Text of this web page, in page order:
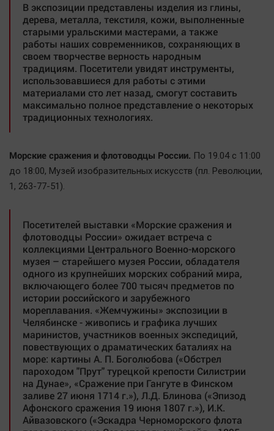
В экспозиции представлены изделия из глины,
дерева, металла, текстиля, кожи, выполненные
старыми уральскими мастерами, а также
работы наших современников, сохраняющих в
своем творчестве верность народным
традициям. Посетители увидят инструменты,
использовавшиеся для работы с этими
материалами сто лет назад, смогут составить
максимально полное представление о некоторых
традиционных технологиях.
Морские сражения и флотоводцы России. По 19.04 с 11:00
до 18:00, Mузей изобразительных искусств (пл. Революции,
1, 263-77-51).
Посетителей выставки «Морские сражения и
флотоводцы России» ожидает встреча с
коллекциями Центрального Военно-морского
музея – старейшего музея России, обладателя
одного из крупнейших морских собраний мира,
включающего более 700 тысяч предметов по
истории российского и зарубежного
мореплавания. «Жемчужины» экспозиции в
Челябинске - живопись и графика лучших
маринистов, участников военных экспедиций,
повествующих о драматических баталиях на
море: картины А. П. Боголюбова («Обстрел
пароходом "Прут" турецкой крепости Силистрии
на Дунае», «Сражение при Гангуте в Финском
заливе 27 июня 1714 г.»), Л.Д. Блинова («Эпизод
Афонского сражения 19 июня 1807 г.»), И.К.
Айвазовского («Эскадра Черноморского флота